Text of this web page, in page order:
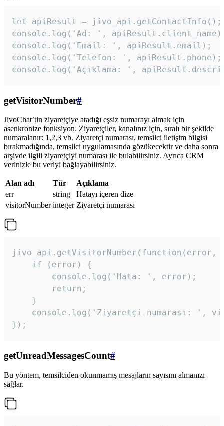
let apiResult = jivo_api.getContactInfo();
console.log('Ad: ',
console.log('Email: ', apiResult.email);
console.log('Telefon: ', apiResult.phone);
console.log('Açıklama: ',
getVisitorNumber#
JivoChat’tin ziyaretçiye atadığı eşsiz numarayı almak için
asenkronize fonksiyon. Ziyaretçiler, kanalınız için, sıralı bir şekilde
numaralanır: 1,2,3 vb. Ziyaretçi numarası, temsilci iletişim bilgisi
bırakmadığında, temsilci uygulamasında gözükecektir ve daha sonra
arşivde ilgili ziyaretçiyi numarası ile bulabilirsiniz. Ayrıca CRM
verinizle bu veriyi bağlayabilirsiniz.
Alan adı Tür
Açıklama
err
string
Hatayı içeren dize
visitorNumber integer Ziyaretçi numarası
jivo_api.getVisitorNumber(function(error,
    if (error) {
        console.log('Hata: ', error);
        return;
    }
console.log('Ziyaretçi numarası: ',
});
getUnreadMessagesCount#
Bu yöntem, temsilciden okunmamış mesajların sayısını almanızı
sağlar.